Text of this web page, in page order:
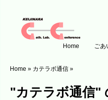
Home ごあ
Home » カテラボ通信 »
"カテラボ通信"